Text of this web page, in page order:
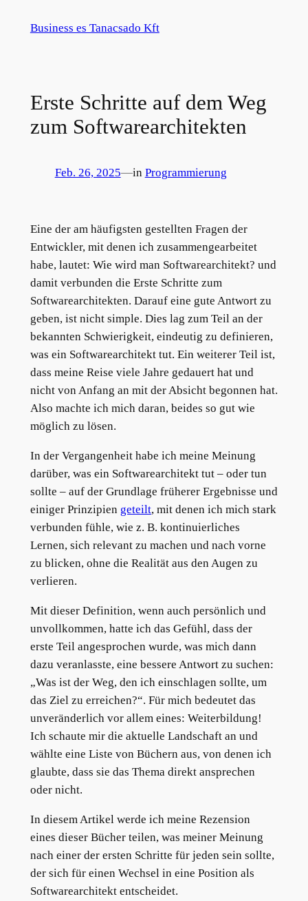
InhaltBusiness es Tanacsado Kft
Erste Schritte auf dem Weg
zum Softwarearchitekten
Feb. 26, 2025—in Programmierung
Eine der am häufigsten gestellten Fragen der
Entwickler, mit denen ich zusammengearbeitet
habe, lautet: Wie wird man Softwarearchitekt? und
damit verbunden die Erste Schritte zum
Softwarearchitekten. Darauf eine gute Antwort zu
geben, ist nicht simple. Dies lag zum Teil an der
bekannten Schwierigkeit, eindeutig zu definieren,
was ein Softwarearchitekt tut. Ein weiterer Teil ist,
dass meine Reise viele Jahre gedauert hat und
nicht von Anfang an mit der Absicht begonnen hat.
Also machte ich mich daran, beides so gut wie
möglich zu lösen.
In der Vergangenheit habe ich meine Meinung
darüber, was ein Softwarearchitekt tut – oder tun
sollte – auf der Grundlage früherer Ergebnisse und
einiger Prinzipien geteilt, mit denen ich mich stark
verbunden fühle, wie z. B. kontinuierliches
Lernen, sich relevant zu machen und nach vorne
zu blicken, ohne die Realität aus den Augen zu
verlieren.
Mit dieser Definition, wenn auch persönlich und
unvollkommen, hatte ich das Gefühl, dass der
erste Teil angesprochen wurde, was mich dann
dazu veranlasste, eine bessere Antwort zu suchen:
„Was ist der Weg, den ich einschlagen sollte, um
das Ziel zu erreichen?“. Für mich bedeutet das
unveränderlich vor allem eines: Weiterbildung!
Ich schaute mir die aktuelle Landschaft an und
wählte eine Liste von Büchern aus, von denen ich
glaubte, dass sie das Thema direkt ansprechen
oder nicht.
In diesem Artikel werde ich meine Rezension
eines dieser Bücher teilen, was meiner Meinung
nach einer der ersten Schritte für jeden sein sollte,
der sich für einen Wechsel in eine Position als
Softwarearchitekt entscheidet.